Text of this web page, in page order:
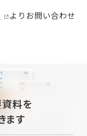
よりお問い合わせ
料を
ます